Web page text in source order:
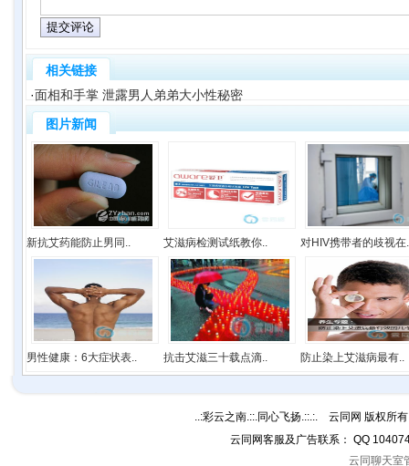
相关链接
·面相和手掌 泄露男人弟弟大小性秘密
图片新闻
新抗艾药能防止男同.. 艾滋病检测试纸教你.. 对HIV携带者的歧视在
男性健康：6大症状表.. 抗击艾滋三十载点滴.. 防止染上艾滋病最有..
..:彩云之南.::.同心飞扬.::.:. 云同网 版权所
云同网客服及广告联系： QQ
云同聊天室